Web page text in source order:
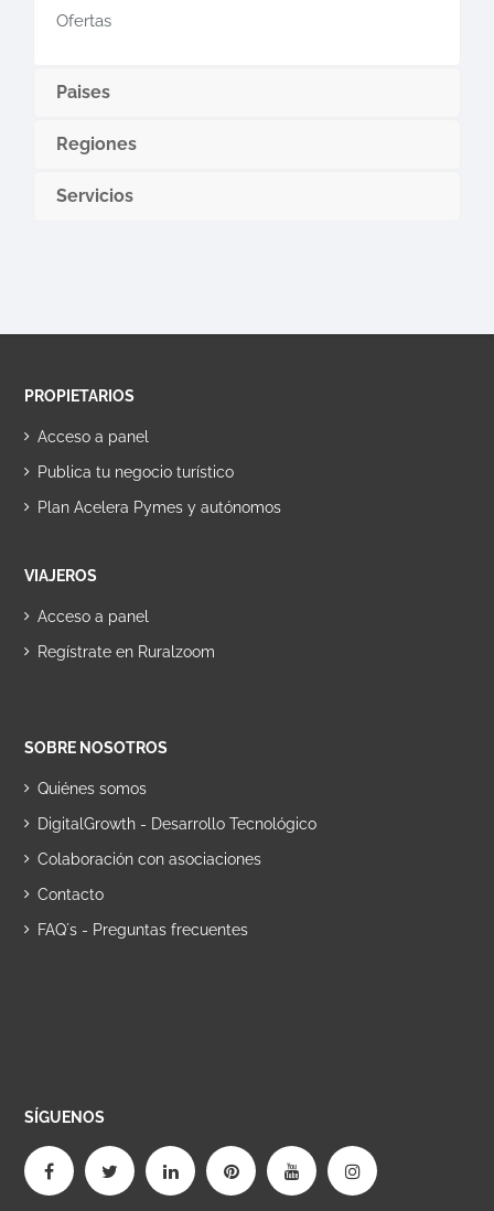
Ofertas
Paises
Regiones
Servicios
PROPIETARIOS
Acceso a panel
Publica tu negocio turístico
Plan Acelera Pymes y autónomos
VIAJEROS
Acceso a panel
Regístrate en Ruralzoom
SOBRE NOSOTROS
Quiénes somos
DigitalGrowth - Desarrollo Tecnológico
Colaboración con asociaciones
Contacto
FAQ´s - Preguntas frecuentes
SÍGUENOS